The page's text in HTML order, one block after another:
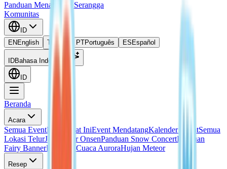
Panduan Menangkap Serangga
Komunitas
ID
EN English TH PTPortuguês ES Español
IDBahasa Indonesia
ID
Beranda
Acara
Semua EventEvent Saat IniEvent MendatangKalender EventSemua
Lokasi TelurJanji Telur OnsenPanduan Snow ConcertPanduan
Fairy BannerPanduan Cuaca AuroraHujan Meteor
Resep